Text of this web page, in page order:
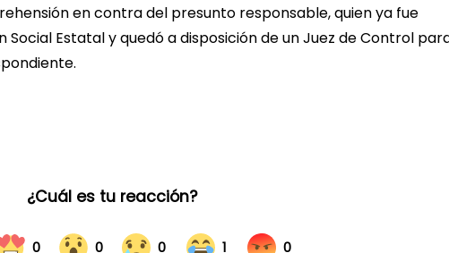
en contra del presunto responsable, quien ya fue
Estatal y quedó a disposición de un Juez de Control